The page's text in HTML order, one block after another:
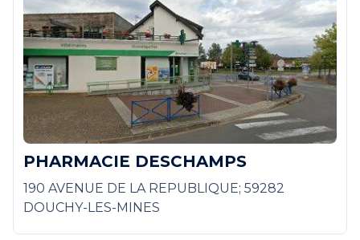
PHARMACIE DESCHAMPS
190 AVENUE DE LA REPUBLIQUE; 59282
DOUCHY-LES-MINES